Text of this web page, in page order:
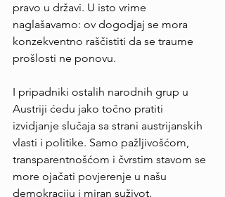
pravo u državi. U isto vrime
naglašavamo: ov dogodjaj se mora
konzekventno raščistiti da se traume
prošlosti ne ponovu.
I pripadniki ostalih narodnih grup u
Austriji ćedu jako točno pratiti
izvidjanje slučaja sa strani austrijanskih
vlasti i politike. Samo pažljivošćom,
transparentnošćom i čvrstim stavom se
more ojačati povjerenje u našu
demokraciju i miran suživot.